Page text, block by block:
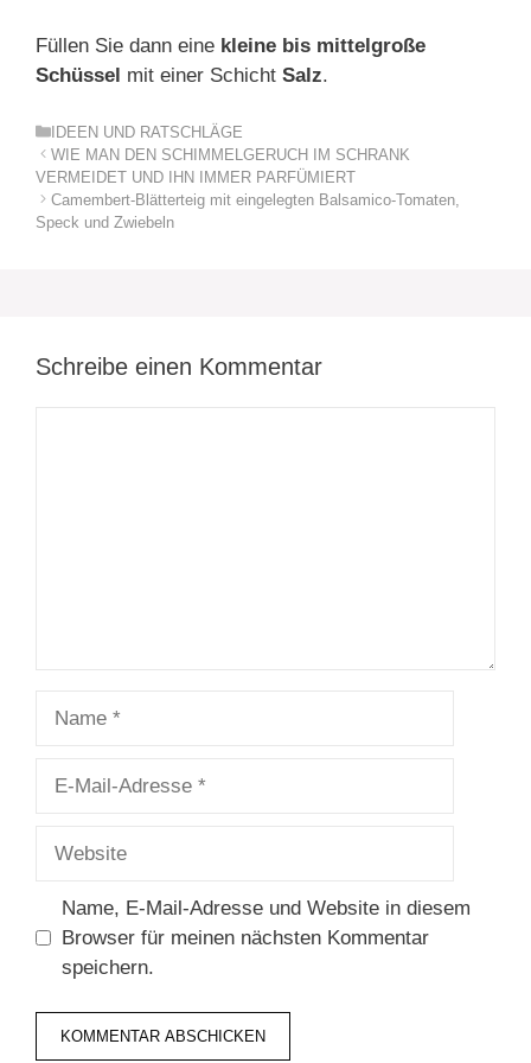
Füllen Sie dann eine kleine bis mittelgroße
Schüssel mit einer Schicht Salz.
Kategorien
IDEEN UND RATSCHLÄGE
WIE MAN DEN SCHIMMELGERUCH IM SCHRANK
VERMEIDET UND IHN IMMER PARFÜMIERT
Camembert-Blätterteig mit eingelegten Balsamico-Tomaten,
Speck und Zwiebeln
Schreibe einen Kommentar
Name, E-Mail-Adresse und Website in diesem
Browser für meinen nächsten Kommentar
speichern.